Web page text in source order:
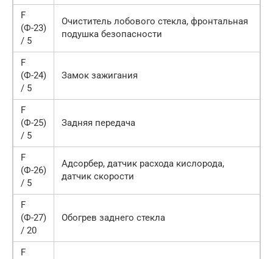
F
(Ф-23)
/ 5
Очиститель лобового стекла, фронтальная
подушка безопасности
F
(Ф-24)
/ 5
Замок зажигания
F
(Ф-25)
/ 5
Задняя передача
F
(Ф-26)
/ 5
Адсорбер, датчик расхода кислорода,
датчик скорости
F
(Ф-27)
/ 20
Обогрев заднего стекла
F